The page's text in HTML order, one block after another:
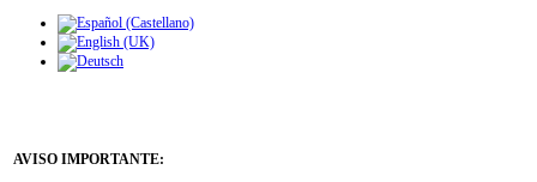
AVISO IMPORTANTE: